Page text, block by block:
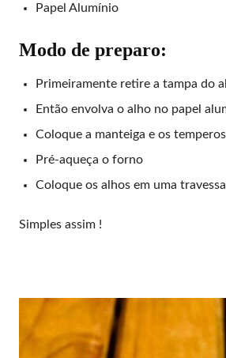
Papel Alumínio
Modo de preparo:
Primeiramente retire a tampa do
Então envolva o alho no papel
Coloque a manteiga e os
Pré-aqueça o forno
Coloque os alhos em uma
Simples assim !